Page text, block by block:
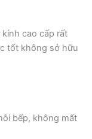
kính cao cấp rất
tốt không sở hữu
bếp, không mất